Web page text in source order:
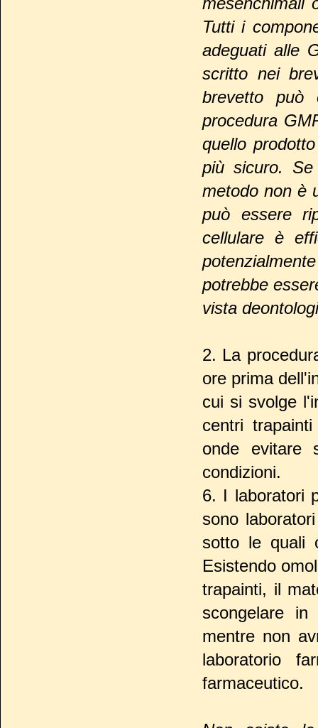
Tutti i
adeguati alle
scritto nei
brevetto può
procedura
quello
più sicuro.
metodo non è
può essere
cellulare è
potrebbe
vista
2. La
ore prima
cui si svolge
centri
onde evitare
condizioni.
6. I laboratori
sono
sotto le quali
Esistendo
trapainti, il
scongelare
mentre non
laboratorio
farmaceutico.